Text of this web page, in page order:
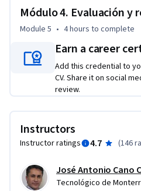
más apropiada para tu negocio,
medir y cómo hacerlo y
optimizar el desempeño de tu
lograr tus objetivos.
Seguramente te serán de gran
la mercadotecnia.
Módulo 4. Evaluación y
Module 5 • 4 hours to complete
Earn a career
Add this credential to
CV. Share it on social
review.
Instructors
Instructor ratings 4.7 (146
José Antonio Cano
Tecnológico de